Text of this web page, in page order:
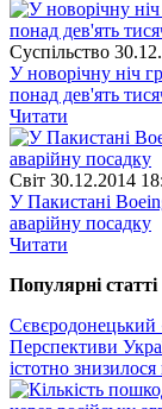
Суспiльство
У новорічну ніч
понад дев'ять
Читати
Свiт 30.12.2014
У Пакистані
аварійну посадку
Читати
Популярнi статтi
Сєвєродонецький
Перспективи
істотно